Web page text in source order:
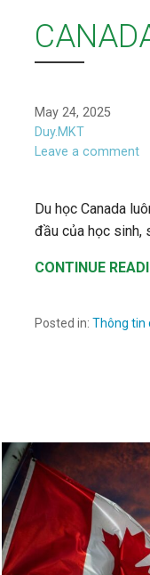
May 24, 2025
Duy.MKT
Leave a comment
Du học Canada
đầu của học sinh,
CONTINUE
Posted in: Thông tin